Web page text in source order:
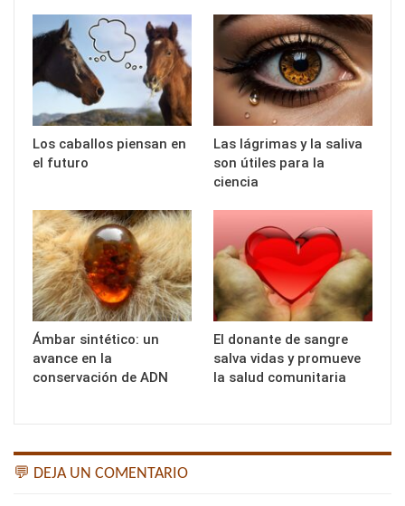
Los caballos piensan en
el futuro
Las lágrimas y la saliva
son útiles para la
ciencia
Ámbar sintético: un
avance en la
conservación de ADN
El donante de sangre
salva vidas y promueve
la salud comunitaria
💬 DEJA UN COMENTARIO